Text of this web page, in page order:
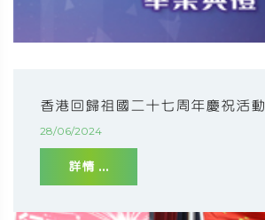
香港回歸祖國二十七周年慶祝活動
28/06/2024
詳情 ...